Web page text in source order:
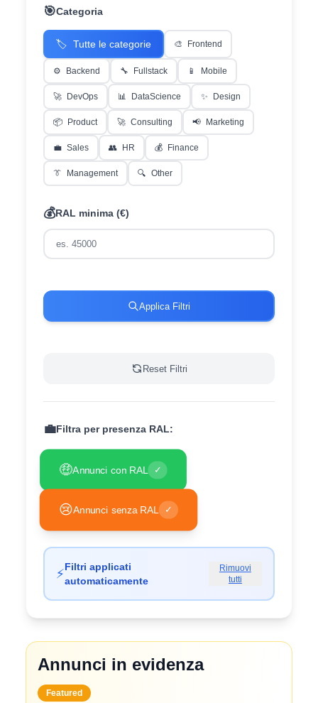
🎯Categoria
🏷️ Tutte le categorie 🎨 Frontend
⚙️ Backend 🔧 Fullstack 📱 Mobile
🚀 DevOps 📊 DataScience ✨ Design
📦 Product 🚀 Consulting 📢 Marketing
💼 Sales 👥 HR 💰 Finance
👔 Management 🔍 Other
💰RAL minima (€)
Applica Filtri
Reset Filtri
💼Filtra per presenza RAL:
🤑Annunci con RAL ✓
😢Annunci senza RAL ✓
⚡Filtri applicati
automaticamente
Rimuovi
tutti
Annunci in evidenza
Featured